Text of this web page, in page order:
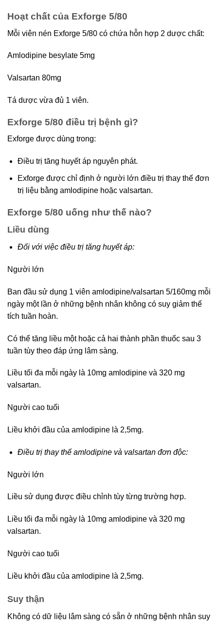
Hoạt chất của Exforge 5/80
Mỗi viên nén Exforge 5/80 có chứa hỗn hợp 2 dược chất:
Amlodipine besylate 5mg
Valsartan 80mg
Tá dược vừa đủ 1 viên.
Exforge 5/80 điều trị bệnh gì?
Exforge được dùng trong:
Điều trị tăng huyết áp nguyên phát.
Exforge được chỉ định ở người lớn điều trị thay thế đơn
trị liệu bằng amlodipine hoặc valsartan.
Exforge 5/80 uống như thế nào?
Liều dùng
Đối với việc điều trị tăng huyết áp:
Người lớn
Ban đầu sử dụng 1 viên amlodipine/valsartan 5/160mg mỗi
ngày một lần ở những bệnh nhân không có suy giảm thể
tích tuần hoàn.
Có thể tăng liều một hoặc cả hai thành phần thuốc sau 3
tuần tùy theo đáp ứng lâm sàng.
Liều tối đa mỗi ngày là 10mg amlodipine và 320 mg
valsartan.
Người cao tuổi
Liều khởi đầu của amlodipine là 2,5mg.
Điều trị thay thế amlodipine và valsartan đơn độc:
Người lớn
Liều sử dụng được điều chỉnh tùy từng trường hợp.
Liều tối đa mỗi ngày là 10mg amlodipine và 320 mg
valsartan.
Người cao tuổi
Liều khởi đầu của amlodipine là 2,5mg.
Suy thận
Không có dữ liệu lâm sàng có sẵn ở những bệnh nhân suy